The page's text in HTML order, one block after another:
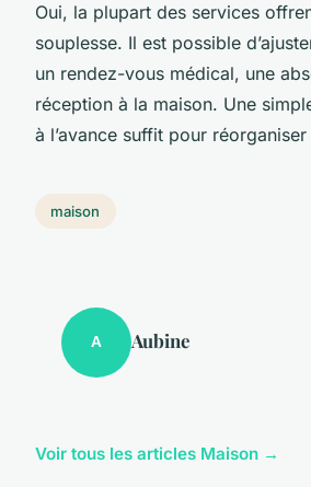
Oui, la plupart des services
souplesse. Il est possible
un rendez-vous médical, une
réception à la maison. Une
à l’avance suffit pour réorganiser
maison
A Aubine
Voir tous les articles Maison →